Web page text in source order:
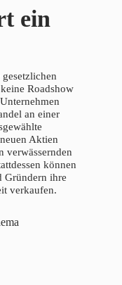
ein
Roadshow
an einer
Aktien
verwässernden
können
Gründern ihre
verkaufen.